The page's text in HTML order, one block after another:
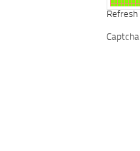
Refresh
Captcha